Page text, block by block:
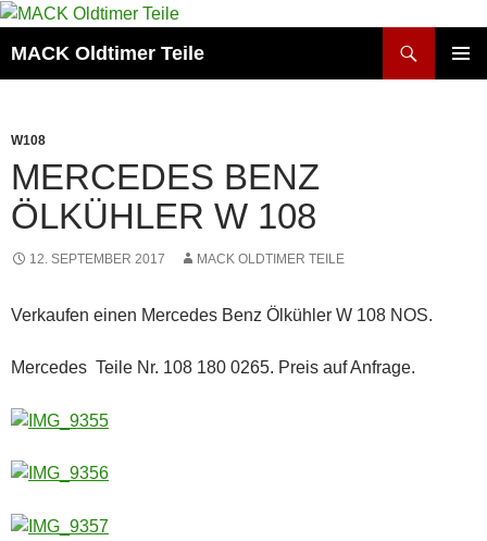
Zum
springen
MACK Oldtimer Teile
W108
MERCEDES BENZ
ÖLKÜHLER W 108
12. SEPTEMBER 2017 MACK OLDTIMER TEILE
Verkaufen einen Mercedes Benz Ölkühler W 108 NOS.
Mercedes Teile Nr. 108 180 0265. Preis auf Anfrage.